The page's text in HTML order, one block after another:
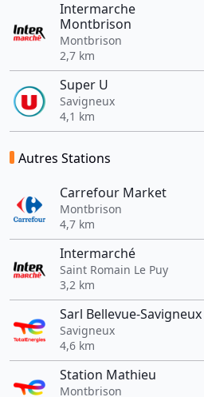
Intermarche
Montbrison
Montbrison
2,7 km
Super U
Savigneux
4,1 km
Autres Stations
Carrefour Market
Montbrison
4,7 km
Intermarché
Saint Romain Le Puy
3,2 km
Sarl Bellevue-Savigneux
Savigneux
4,6 km
Station Mathieu
Montbrison